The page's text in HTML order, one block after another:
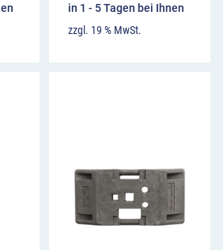
in 1 - 5 Tagen bei Ihnen
zzgl. 19 % MwSt.